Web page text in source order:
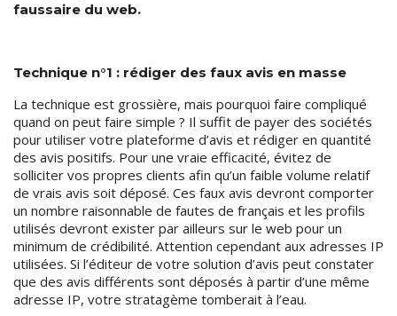
faussaire du web.
Technique n°1 : rédiger des faux avis en masse
La technique est grossière, mais pourquoi faire compliqué
quand on peut faire simple ? Il suffit de payer des sociétés
pour utiliser votre plateforme d’avis et rédiger en quantité
des avis positifs. Pour une vraie efficacité, évitez de
solliciter vos propres clients afin qu’un faible volume relatif
de vrais avis soit déposé. Ces faux avis devront comporter
un nombre raisonnable de fautes de français et les profils
utilisés devront exister par ailleurs sur le web pour un
minimum de crédibilité. Attention cependant aux adresses IP
utilisées. Si l’éditeur de votre solution d’avis peut constater
que des avis différents sont déposés à partir d’une même
adresse IP, votre stratagème tomberait à l’eau.